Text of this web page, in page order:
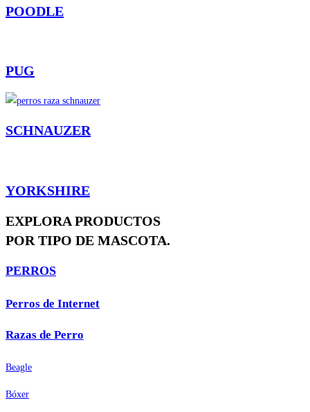
POODLE
PUG
SCHNAUZER
YORKSHIRE
EXPLORA PRODUCTOS
POR TIPO DE MASCOTA.
PERROS
Perros de Internet
Razas de Perro
Beagle
Bóxer